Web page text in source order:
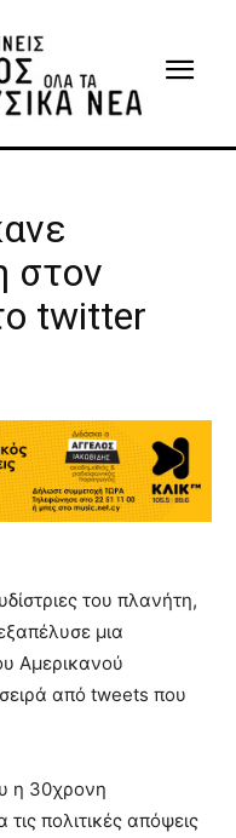
στον
twitter
του πλανήτη,
μια
Αμερικανού
από tweets που
η 30χρονη
πολιτικές απόψεις